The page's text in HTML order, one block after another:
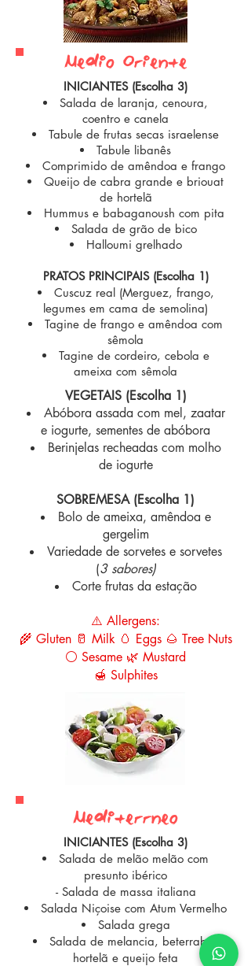
Méedi0 Oriente
INICIANTES (Escolha 3)
Salada de laranja, cenoura,
coentro e canela
Tabule de frutas secas israelense
Tabule libanês
Comprimido de amêndoa e frango
Queijo de cabra grande e briouat
de hortelã
Hummus e babaganoush com pita
Salada de grão de bico
Halloumi grelhado
PRATOS PRINCIPAIS (Escolha 1)
Cuscuz real (Merguez, frango,
legumes em cama de semolina)
Tagine de frango e amêndoa com
sêmola
Tagine de cordeiro, cebola e
ameixa com sêmola
VEGETAIS (Escolha 1)
Abóbora assada com mel, zaatar
e iogurte, sementes de abóbora
Berinjelas recheadas com molho
de iogurte
SOBREMESA (Escolha 1)
Bolo de ameixa, amêndoa e
gergelim
Variedade de sorvetes e sorvetes
(3 sabores)
Corte frutas da estação
⚠️ Allergens:
🌾 Gluten 🥛 Milk 🥚 Eggs 🌰 Tree Nuts
⚪ Sesame 🌿 Mustard
🍯 Sulphites
Mediterrâne0
INICIANTES (Escolha 3)
Salada de melão melão com
presunto ibérico
- Salada de massa italiana
Salada Niçoise com Atum Vermelho
Salada grega
Salada de melancia, beterraba,
hortelã e queijo feta